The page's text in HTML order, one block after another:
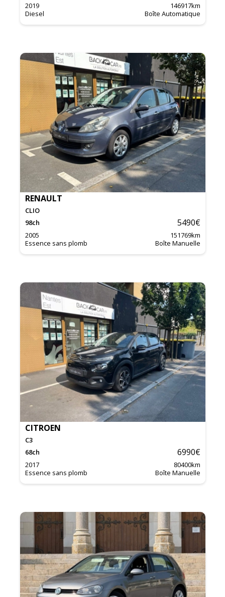
2019 146917km
Diesel
Boîte Automatique
RENAULT
CLIO
98ch 5490€
2005 151769km
Essence sans plomb
Boîte Manuelle
CITROEN
C3
68ch 6990€
2017 80400km
Essence sans plomb
Boîte Manuelle